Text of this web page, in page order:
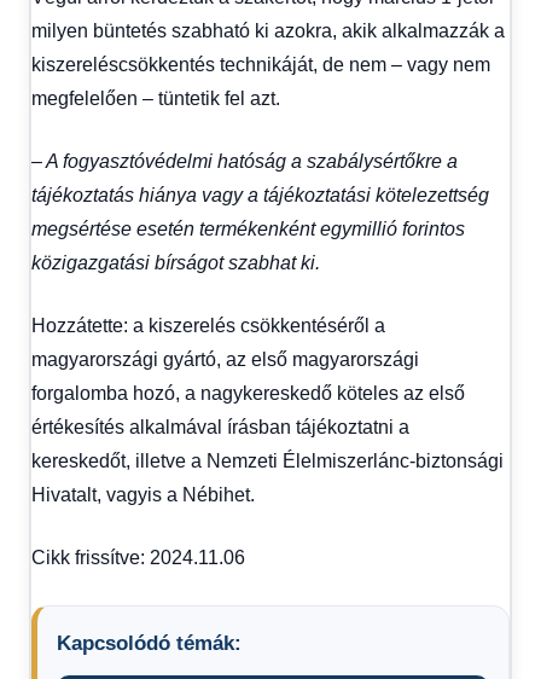
milyen büntetés szabható ki azokra, akik alkalmazzák a
kiszereléscsökkentés technikáját, de nem – vagy nem
megfelelően – tüntetik fel azt.
– A fogyasztóvédelmi hatóság a szabálysértőkre a
tájékoztatás hiánya vagy a tájékoztatási kötelezettség
megsértése esetén termékenként egymillió forintos
közigazgatási bírságot szabhat ki.
Hozzátette: a kiszerelés csökkentéséről a
magyarországi gyártó, az első magyarországi
forgalomba hozó, a nagykereskedő köteles az első
értékesítés alkalmával írásban tájékoztatni a
kereskedőt, illetve a Nemzeti Élelmiszerlánc-biztonsági
Hivatalt, vagyis a Nébihet.
Cikk frissítve: 2024.11.06
Kapcsolódó témák: